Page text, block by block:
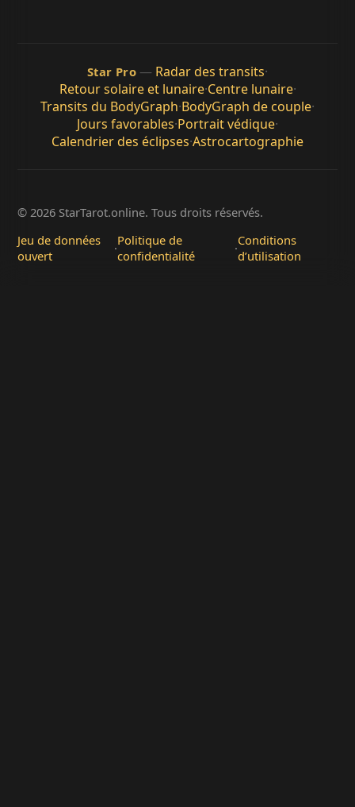
Star Pro — Radar des transits·
Retour solaire et lunaire·Centre lunaire·
Transits du BodyGraph·BodyGraph de couple·
Jours favorables·Portrait védique·
Calendrier des éclipses·Astrocartographie
© 2026 StarTarot.online. Tous droits réservés.
Jeu de données
ouvert
·Politique de
confidentialité
·Conditions
d’utilisation